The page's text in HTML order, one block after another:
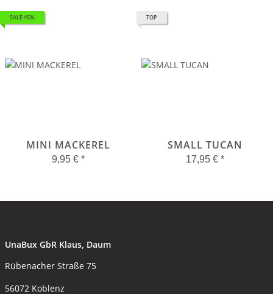
SALE 45%
MINI MACKEREL
9,95 € *
TOP
SMALL TUCAN
17,95 € *
UnaBux GbR Klaus, Daum
Rübenacher Straße 75
56072 Koblenz